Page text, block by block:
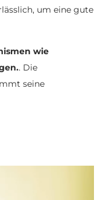
um eine gute
wie
. Die
seine